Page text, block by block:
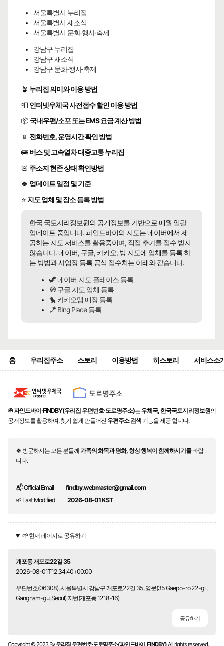
서울특별시 누리집
서울특별시 새소식
서울특별시 문화·행사·축제
강남구 누리집
강남구 새소식
강남구 문화·행사·축제
🪴 누리집 의미와 이용 방법
📮 인터넷우체국 사전접수 할인 이용 방법
📦 국내우편/소포 또는 EMS 요금 계산 방법
📱 전화번호, 운영시간 확인 방법
🚌버스 및 고속열차 대중교통 누리집
🚨 주소지 현존 상태 확인방법
🍀 업데이트 일정 및 기준
⭐ 지도 업체 및 장소 등록 방법
한국 국토지리정보원의 공개정보를 기반으로 매월 일괄
업데이트 중입니다. 파인드바이의 지도는 네이버에서 제
공하는 지도 서비스를 활용중이며, 직접 추가를 접수 받지
않습니다. 네이버, 구글, 카카오, 빙 지도에 업체를 등록 하
는 방법과 사업장 등록 공식 접수처는 아래와 같습니다.
🦖 네이버 지도 플레이스 등록
🧭 구글 지도 업체 등록
🐤 카카오맵 매장 등록
🪁 BIng Place 등록
홈 우리집주소 스토리 이용방법 히스토리 서비스소
☘️파인드바이·FINDBY(우리집 우편번호·도로명주소)는 우체국, 한국국토지리정보원의
공개정보를 활용하여, 찾기 쉽게 만들어진 우편주소 검색 기능을 제공 합니다.
🍀 방문하시는 모든 분들께가족의 화목과 평화, 항상 행복이 함께하시기를바랍
니다.
📬 Official Email
findby.webmaster@gmail.com
🌱 Last Modified
2026-08-01 KST
🌱 현재 페이지로 공유하기
개포동 개포로22길 35
2026-08-01T12:34:40+00:00
우편번호(06308), 서울특별시 강남구 개포로22길 35, 영문(35 Gaepo-ro 22-gil,
Gangnam-gu, Seoul) 지번(개포동 1218-16)
공유하기